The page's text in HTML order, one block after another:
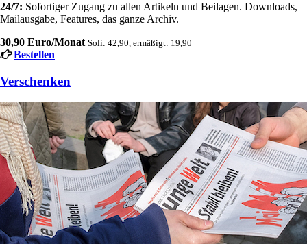
24/7: Sofortiger Zugang zu allen Artikeln und Beilagen. Downloads,
Mailausgabe, Features, das ganze Archiv.
30,90 Euro/Monat Soli: 42,90, ermäßigt: 19,90
Bestellen
Verschenken